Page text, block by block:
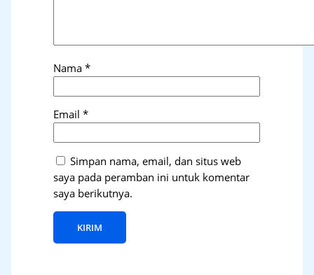
Nama*
Email*
Simpan nama, email, dan situs web
saya pada peramban ini untuk komentar
saya berikutnya.